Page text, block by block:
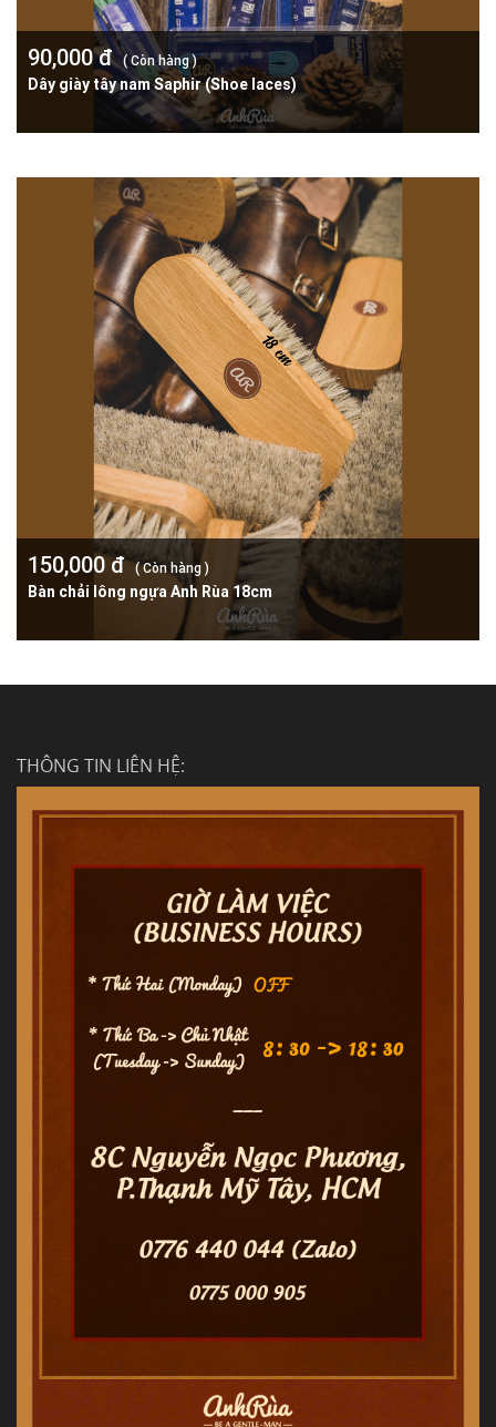
90,000 đ( Còn hàng )
Dây giày tây nam Saphir (Shoe laces)
150,000 đ( Còn hàng )
Bàn chải lông ngựa Anh Rùa 18cm
THÔNG TIN LIÊN HỆ: